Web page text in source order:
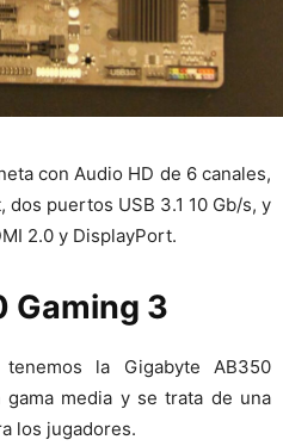
con Audio HD de 6 canales,
puertos USB 3.1 10 Gb/s, y
2.0 y DisplayPort.
Gaming 3
la Gigabyte AB350
media y se trata de una
los jugadores.